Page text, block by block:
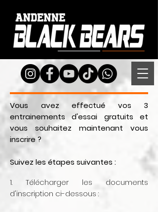
Vous avez effectué vos 3
entrainements d'essai gratuits et
vous souhaitez maintenant vous
inscrire ?
Suivez les étapes suivantes :
1. Télécharger les documents
d'inscription ci-dessous :